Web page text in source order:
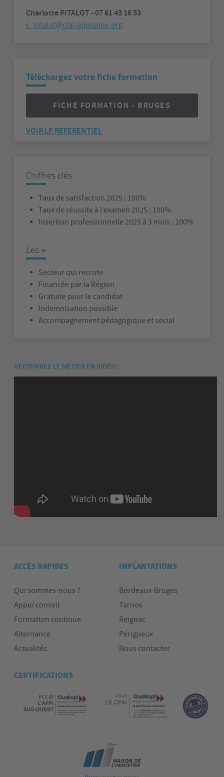
Charlotte PITALOT - 07 61 43 16 53
c_pitalot@cfai-aquitaine.org
Téléchargez votre fiche formation
FICHE FORMATION - BRUGES
VOIR LE REFERENTIEL
Chiffres clés
Taux de satisfaction 2025 : 100%
Taux de réussite à l’examen 2025 : 100%
Insertion professionnelle 2025 à 3 mois : 100%
Les +
Secteur qui recrute
Financée par la Région
Gratuite pour le candidat
Indemnisation possible
Accompagnement pédagogique et social
DÉCOUVREZ LE MÉTIER EN VIDÉO :
ACCÈS RAPIDES
Qui sommes-nous ?
Appui conseil
Formation continue
Alternance
Actualités
IMPLANTATIONS
Bordeaux-Bruges
Tarnos
Reignac
Périgueux
Nous contacter
CERTIFICATIONS